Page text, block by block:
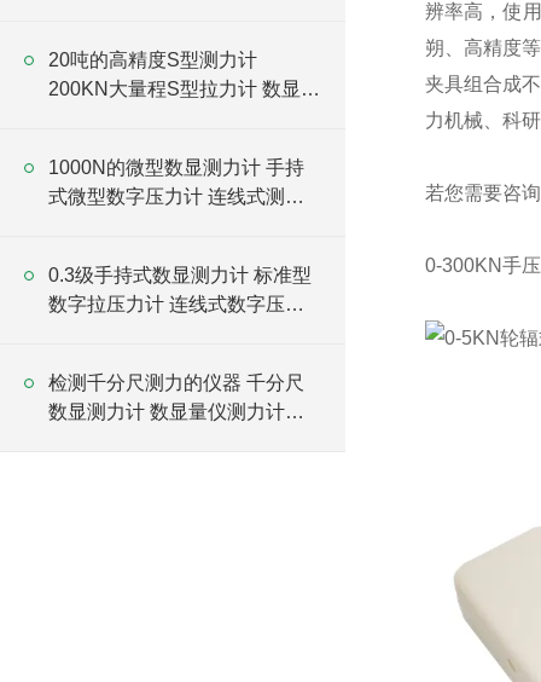
20吨的高精度S型测力计
200KN大量程S型拉力计 数显S
1000N的微型数显测力计 手持
式微型数字压力计 连线式测力
0.3级手持式数显测力计 标准型
数字拉压力计 连线式数字压力
检测千分尺测力的仪器 千分尺
数显测力计 数显量仪测力计厂
辨率高，使
朔、高精度
夹具组合成
力机械、科
若您需要咨
0-300KN手